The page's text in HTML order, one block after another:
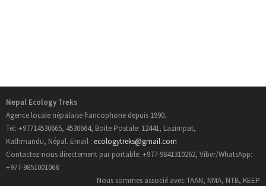
- Trekking au Langtang
- Trekking de l’Everest
- Trekking au Manaslu
- Trekking au Mustang
Nepal Ecology Treks
Agence locale népalaise francophone depuis 1990.
Tel: +97714530665, 4530664, Boite Postale: 12441, Lazimpat,
Kathmandu, Népal. Email : ecologytreks@gmail.com
Contactez-nous directement par portable: +977-9841310262, Viber/WhatsApp:
+977-9851001068
Nous sommes associé avec TAAN, NMA, NTB, KEEP